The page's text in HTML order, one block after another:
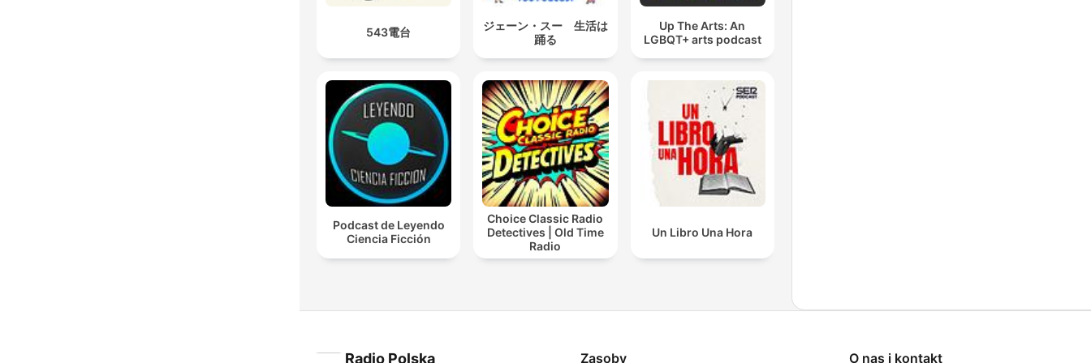
543電台
ジェーン・スー 生活は
踊る
Up The Arts: An
LGBQT+ arts podcast
Podcast de Leyendo
Ciencia Ficción
Choice Classic Radio
Detectives | Old Time
Radio
Un Libro Una Hora
Radio Polska Zasoby O nas i kontakt